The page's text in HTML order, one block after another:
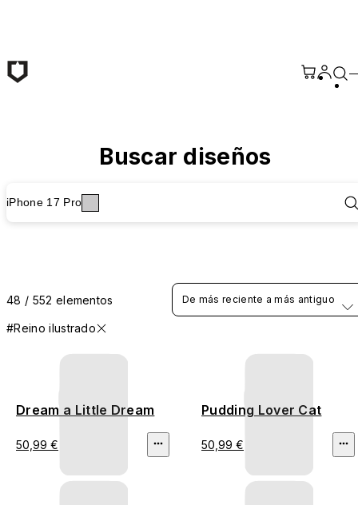
Buscar diseños
iPhone 17 Pro
48 / 552 elementos
#Reino ilustrado
De más reciente a más antiguo
Dream a Little Dream
50,99 €
Pudding Lover Cat
50,99 €